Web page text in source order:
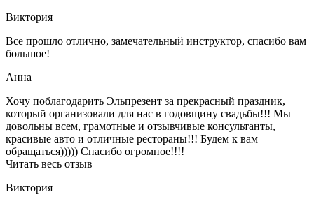
Виктория
Все прошло отлично, замечательный инструктор, спасибо вам
большое!
Анна
Хочу поблагодарить Эльпрезент за прекрасный праздник,
который организовали для нас в годовщину свадьбы!!! Мы
довольны всем, грамотные и отзывчивые консультанты,
красивые авто и отличные рестораны!!! Будем к вам
обращаться))))) Спасибо огромное!!!!
Читать весь отзыв
Виктория